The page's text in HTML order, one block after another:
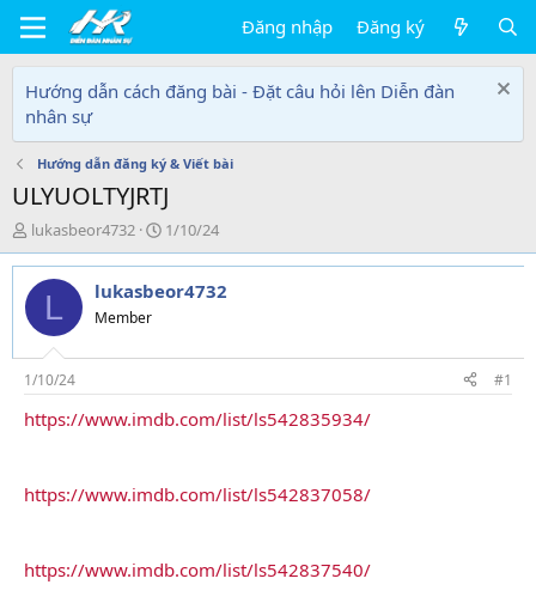
Đăng nhập Đăng ký
Hướng dẫn cách đăng bài - Đặt câu hỏi lên Diễn đàn
nhân sự
Hướng dẫn đăng ký & Viết bài
ULYUOLTYJRTJ
T
h
r
e
d
s
t
a
r
r
lukasbeor4732
N
g
à
y
i
1/10/24
L lukasbeor4732
Member
1/10/24 #1
https://www.imdb.com/list/ls542835934/
https://www.imdb.com/list/ls542837058/
https://www.imdb.com/list/ls542837540/